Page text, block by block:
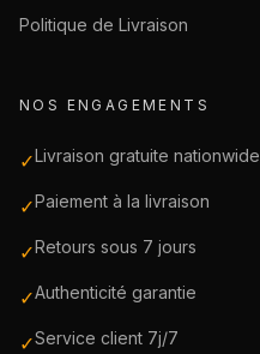
Politique de Livraison
NOS ENGAGEMENTS
✓Livraison gratuite nationwide
✓Paiement à la livraison
✓Retours sous 7 jours
✓Authenticité garantie
✓Service client 7j/7